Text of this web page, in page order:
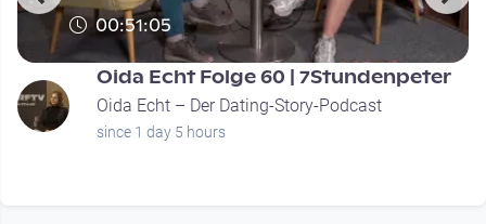
00:51:05
Oida Echt Folge 60 | 7Stundenpeter
Oida Echt – Der Dating-Story-Podcast
since 1 day 5 hours